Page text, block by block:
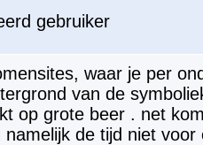
gebruiker
waar je per
van de
op grote beer . net
namelijk de tijd niet